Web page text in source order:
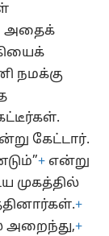
அதைக்
நமக்கு
கேட்டார்.
+ என்று
முகத்தில்
+
+